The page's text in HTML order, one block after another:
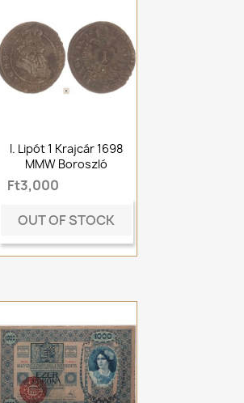
I. Lipót 1 Krajcár 1698
MMW Boroszló
Ft3,000
OUT OF STOCK